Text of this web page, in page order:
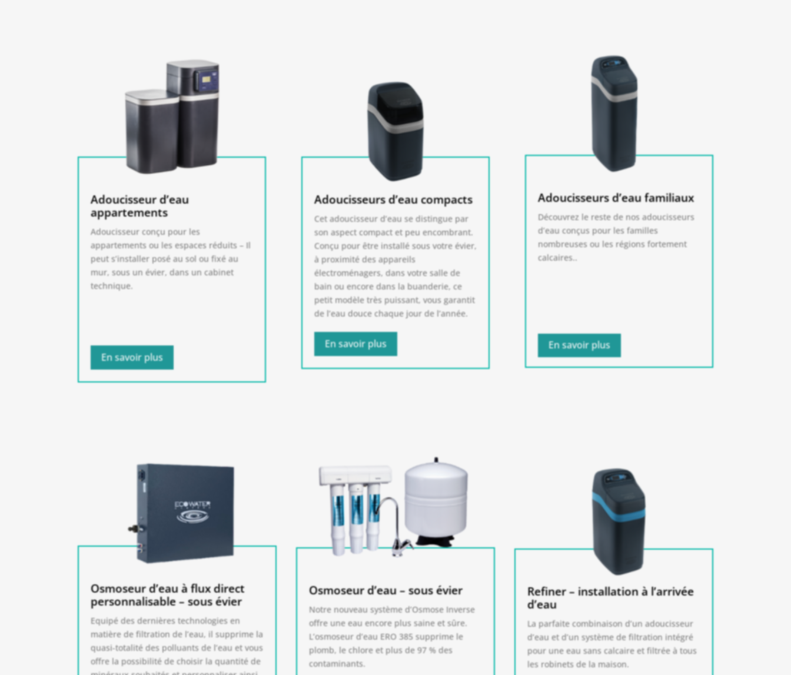
Adoucisseur d’eau
appartements
Adoucisseur conçu pour les
appartements ou les espaces réduits – Il
peut s’installer posé au sol ou fixé au
mur, sous un évier, dans un cabinet
technique.
En savoir plus
Adoucisseurs d’eau compacts
Cet adoucisseur d’eau se distingue par
son aspect compact et peu encombrant.
Conçu pour être installé sous votre évier,
à proximité des appareils
électroménagers, dans votre salle de
bain ou encore dans la buanderie, ce
petit modèle très puissant, vous garantit
de l’eau douce chaque jour de l’année.
En savoir plus
Adoucisseurs d’eau familiaux
Découvrez le reste de nos adoucisseurs
d’eau conçus pour les familles
nombreuses ou les régions fortement
calcaires..
En savoir plus
Osmoseur d’eau à flux direct
personnalisable – sous évier
Equipé des dernières technologies en
matière de filtration de l’eau, il supprime la
quasi-totalité des polluants de l’eau et vous
offre la possibilité de choisir la quantité de
Osmoseur d’eau – sous évier
Notre nouveau système d’Osmose Inverse
offre une eau encore plus saine et sûre.
L’osmoseur d’eau ERO 385 supprime le
plomb, le chlore et plus de 97 % des
contaminants.
Refiner – installation à l’arrivée
d’eau
La parfaite combinaison d’un adoucisseur
d’eau et d’un système de filtration intégré
pour une eau sans calcaire et filtrée à tous
les robinets de la maison.